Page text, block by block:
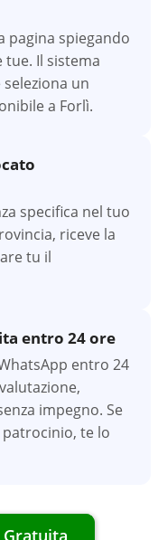
pagina spiegando
Il sistema
un
a Forlì.
specifica nel tuo
riceve la
tu il
entro 24 ore
entro 24
impegno. Se
te lo
Gratuita